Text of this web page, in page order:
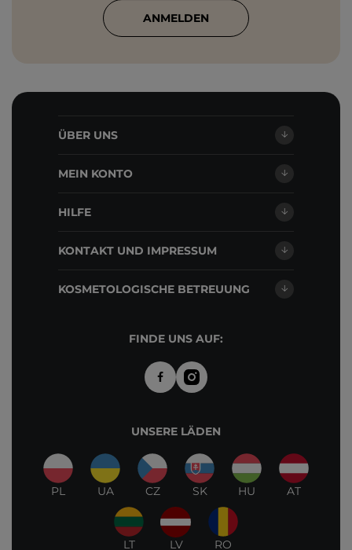
ANMELDEN
ÜBER UNS
MEIN KONTO
HILFE
KONTAKT UND IMPRESSUM
KOSMETOLOGISCHE BETREUUNG
FINDE UNS AUF:
UNSERE LÄDEN
PL UA CZ SK HU AT
LT LV RO